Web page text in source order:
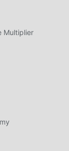
dan menikmati
yang sama,
pecinta
Evolution-ID
Multiplier